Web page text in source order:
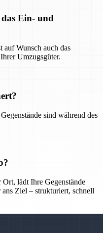
Ein- und
auf Wunsch auch das
Umzugsgüter.
sind während des
lädt Ihre Gegenstände
Ziel – strukturiert, schnell